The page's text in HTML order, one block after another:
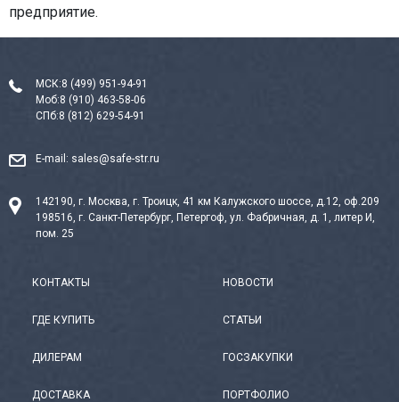
предприятие.
МСК:8 (499) 951-94-91
Моб:8 (910) 463-58-06
СПб:8 (812) 629-54-91
E-mail: sales@safe-str.ru
142190, г. Москва, г. Троицк, 41 км Калужского шоссе, д.12, оф.209
198516, г. Санкт-Петербург, Петергоф, ул. Фабричная, д. 1, литер И,
пом. 25
КОНТАКТЫ
ГДЕ КУПИТЬ
ДИЛЕРАМ
ДОСТАВКА
НОВОСТИ
СТАТЬИ
ГОСЗАКУПКИ
ПОРТФОЛИО